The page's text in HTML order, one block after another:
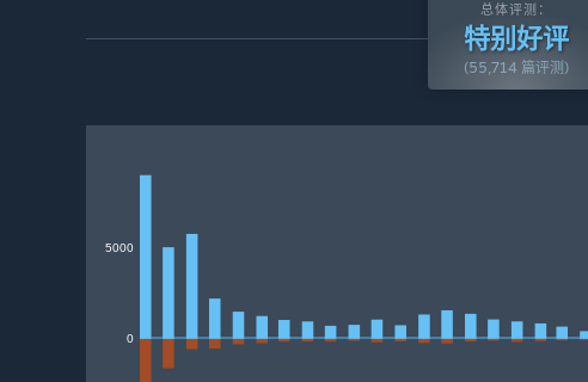
总体评测：
特别好评
(55,714 篇评测)
0
5000